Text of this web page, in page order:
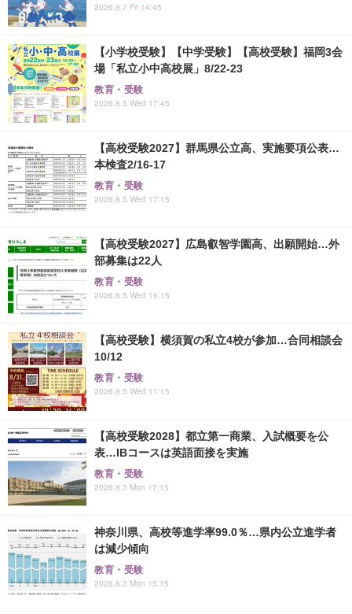
2026.8.7 Fri 14:45
【小学校受験】【中学受験】【高校受験】福岡3会
場「私立小中高校展」8/22-23
教育・受験
2026.8.5 Wed 17:45
【高校受験2027】群馬県公立高、実施要項公表…
本検査2/16-17
教育・受験
2026.8.5 Wed 17:15
【高校受験2027】広島叡智学園高、出願開始…外
部募集は22人
教育・受験
2026.8.5 Wed 16:15
【高校受験】横須賀の私立4校が参加…合同相談会
10/12
教育・受験
2026.8.5 Wed 11:15
【高校受験2028】都立第一商業、入試概要を公
表…IBコースは英語面接を実施
教育・受験
2026.8.3 Mon 17:15
神奈川県、高校等進学率99.0％…県内公立進学者
は減少傾向
教育・受験
2026.8.3 Mon 15:15